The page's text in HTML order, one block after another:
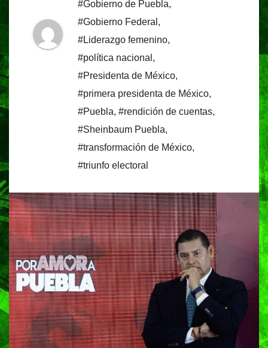
#Gobierno de Puebla,
#Gobierno Federal ,
#Liderazgo femenino,
#política nacional ,
#Presidenta de México,
#primera presidenta de México,
#Puebla, #rendición de cuentas,
#Sheinbaum Puebla,
#transformación de México,
#triunfo electoral